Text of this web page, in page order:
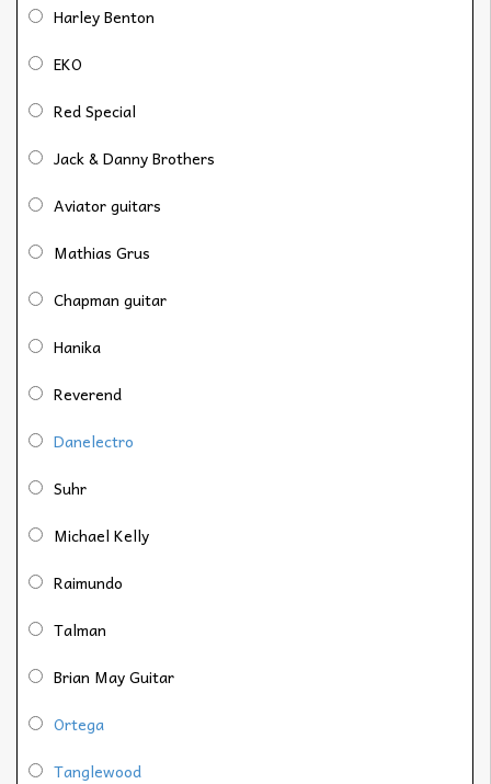
Harley Benton
EKO
Red Special
Jack & Danny Brothers
Aviator guitars
Mathias Grus
Chapman guitar
Hanika
Reverend
Danelectro
Suhr
Michael Kelly
Raimundo
Talman
Brian May Guitar
Ortega
Tanglewood